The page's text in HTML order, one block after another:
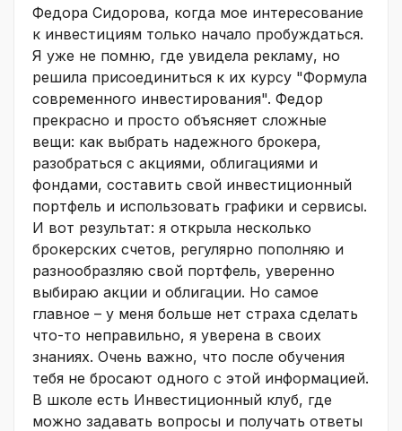
Федора Сидорова, когда мое интересование
к инвестициям только начало пробуждаться.
Я уже не помню, где увидела рекламу, но
решила присоединиться к их курсу "Формула
современного инвестирования". Федор
прекрасно и просто объясняет сложные
вещи: как выбрать надежного брокера,
разобраться с акциями, облигациями и
фондами, составить свой инвестиционный
портфель и использовать графики и сервисы.
И вот результат: я открыла несколько
брокерских счетов, регулярно пополняю и
разнообразляю свой портфель, уверенно
выбираю акции и облигации. Но самое
главное – у меня больше нет страха сделать
что-то неправильно, я уверена в своих
знаниях. Очень важно, что после обучения
тебя не бросают одного с этой информацией.
В школе есть Инвестиционный клуб, где
можно задавать вопросы и получать ответы